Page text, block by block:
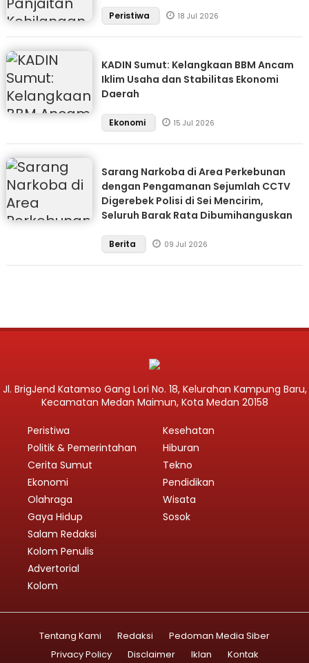
Peristiwa 18 Jul 2026
KADIN Sumut: Kelangkaan BBM Ancam
Iklim Usaha dan Stabilitas Ekonomi
Daerah
Ekonomi 15 Jul 2026
Sarang Narkoba di Area Perkebunan
dengan Pengamanan Sejumlah CCTV
Digerebek Polisi di Sei Mencirim,
Seluruh Barak Rata Dibumihanguskan
Berita 09 Jul 2026
Jl. BrigJend Katamso Gang Lori No. 18, Kelurahan Kampung Baru,
Kecamatan Medan Maimun, Kota Medan 20158
Peristiwa
Politik & Pemerintahan
Cerita Sumut
Ekonomi
Olahraga
Gaya Hidup
Kesehatan
Hiburan
Tekno
Pendidikan
Wisata
Sosok
Salam Redaksi
Kolom Penulis
Advertorial
Kolom
Tentang Kami Redaksi
Pedoman Media Siber
Privacy Policy
Disclaimer Iklan Kontak